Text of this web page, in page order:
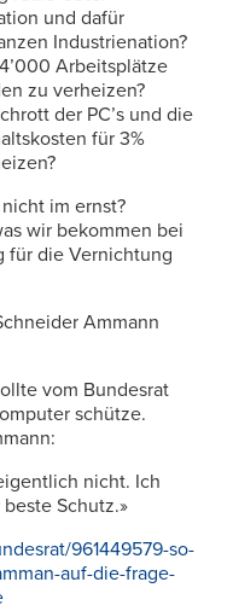
und dafür
Industrienation?
Arbeitsplätze
zu verheizen?
der PC’s und die
für 3%
im ernst?
wir bekommen bei
für die Vernichtung
Ammann
vom Bundesrat
schütze.
nicht. Ich
Schutz.»
961449579-so-
auf-die-frage-